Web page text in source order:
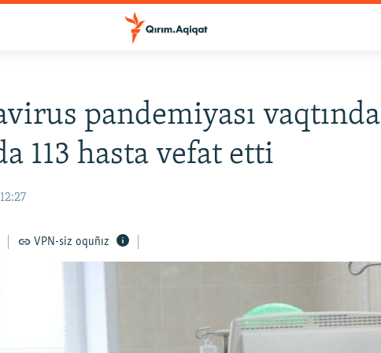
pandemiyası vaqtında
113 hasta vefat etti
VPN-siz oquñız